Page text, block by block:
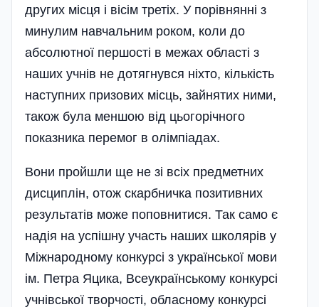
других місця і вісім третіх. У порівнянні з
минулим навчальним роком, коли до
абсолютної першості в межах області з
наших учнів не дотягнувся ніхто, кількість
наступних призових місць, зайнятих ними,
також була меншою­ від цьогорічного
показника перемог в олімпіа­дах.
Вони пройшли ще не зі всіх предметних
дисциплін, отож скарбничка позитивних
результатів може поповнитися. Так само є
надія на успішну участь наших школярів у
Міжнародному конкурсі з української мови
ім. Петра Яцика, Всеукраїнському конкурсі
учнівської творчості, обласному конкурсі